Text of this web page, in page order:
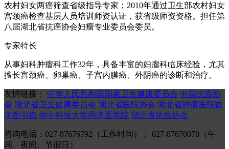
农村妇女两癌筛查省级指导专家；2010年通过卫生部农村妇女
宫颈癌检查基层人员培训师资认证，获省级师资资格。担任第
八届湖北省抗癌协会妇瘤专业委员会委员。
专家特长
从事妇科肿瘤科工作32年，具备丰富的妇瘤科临床经验，尤其
擅长宫颈癌、卵巢癌、子宫内膜癌、外阴癌的诊断和治疗。
友情链接： 中华人民共和国国家卫生健康委员会 中国抗癌协
会 湖北省卫生健康委员会 湖北省医院协会 湖北省肿瘤医院数
字图书馆 华中科技大学同济医学院 湖北省抗癌协会
咨询电话：027-87676792（工作时间）； 027-87670078（午
间、夜间、节假日）